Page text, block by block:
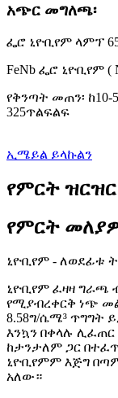
አጭር መግለጫ፡
ፌሮ ኒዮቢየም ላምፕ
FeNb ፌሮ ኒዮቢየም (
የቅንጣት መጠን፡
325ጥልፍልፍ
ኢሜይል ይላኩልን
የምርት ዝርዝር
የምርት
ኒዮቢየም - ለወደፊቱ
ኒዮቢየም ፈዛዛ ግራጫ
የሚያብረቀርቅ ነጭ
8.58ግ/ሴሜ³ ጥግግት
እንኳን በቀላሉ
ከታንታለም ጋር
ኒዮቢየምም እጅግ
አለው።